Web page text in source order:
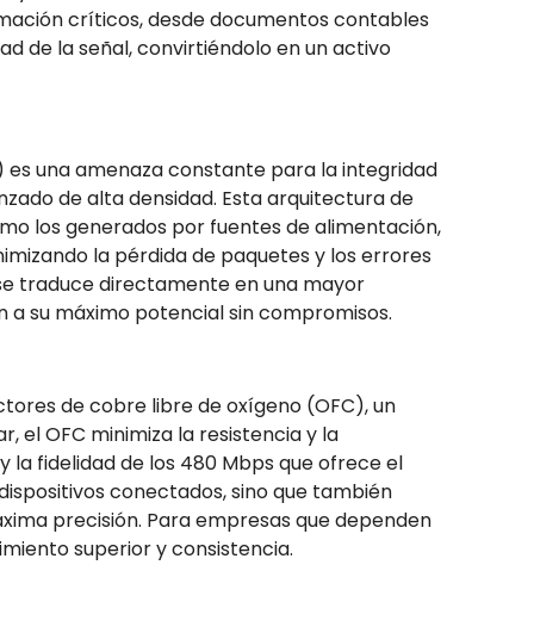
críticos, desde documentos contables
de la señal, convirtiéndolo en un activo
una amenaza constante para la integridad
de alta densidad. Esta arquitectura de
los generados por fuentes de alimentación,
la pérdida de paquetes y los errores
traduce directamente en una mayor
su máximo potencial sin compromisos.
de cobre libre de oxígeno (OFC), un
el OFC minimiza la resistencia y la
la fidelidad de los 480 Mbps que ofrece el
conectados, sino que también
precisión. Para empresas que dependen
superior y consistencia.